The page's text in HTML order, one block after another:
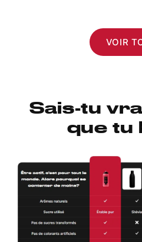
VOIR
Sais-tu
que tu